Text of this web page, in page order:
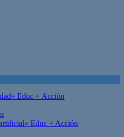
Educ + Acción
Educ + Acción